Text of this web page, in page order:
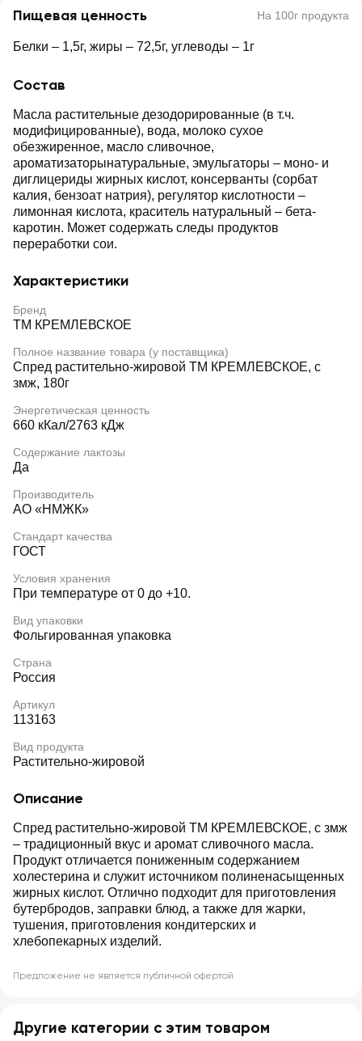
Пищевая ценность На 100г продукта
Белки – 1,5г, жиры – 72,5г, углеводы – 1г
Состав
Масла растительные дезодорированные (в т.ч.
модифицированные), вода, молоко сухое
обезжиренное, масло сливочное,
ароматизаторынатуральные, эмульгаторы – моно- и
диглицериды жирных кислот, консерванты (сорбат
калия, бензоат натрия), регулятор кислотности –
лимонная кислота, краситель натуральный – бета-
каротин. Может содержать следы продуктов
переработки сои.
Характеристики
Бренд
ТМ КРЕМЛЕВСКОЕ
Полное название товара (у поставщика)
Спред растительно-жировой ТМ КРЕМЛЕВСКОЕ, с
змж, 180г
Энергетическая ценность
660 кКал/2763 кДж
Содержание лактозы
Да
Производитель
АО «НМЖК»
Стандарт качества
ГОСТ
Условия хранения
При температуре от 0 до +10.
Вид упаковки
Фольгированная упаковка
Страна
Россия
Артикул
113163
Вид продукта
Растительно-жировой
Описание
Спред растительно-жировой ТМ КРЕМЛЕВСКОЕ, с змж
– традиционный вкус и аромат сливочного масла.
Продукт отличается пониженным содержанием
холестерина и служит источником полиненасыщенных
жирных кислот. Отлично подходит для приготовления
бутербродов, заправки блюд, а также для жарки,
тушения, приготовления кондитерских и
хлебопекарных изделий.
Предложение не является публичной офертой
Другие категории с этим товаром